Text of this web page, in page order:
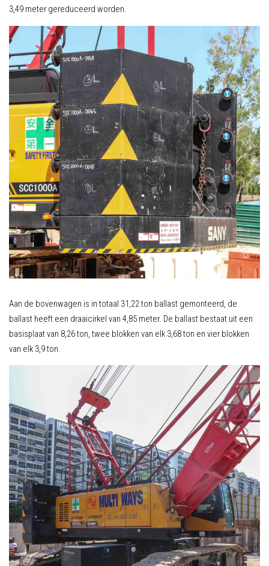
3,49 meter gereduceerd worden.
Aan de bovenwagen is in totaal 31,22 ton ballast gemonteerd, de
ballast heeft een draaicirkel van 4,85 meter. De ballast bestaat uit een
basisplaat van 8,26 ton, twee blokken van elk 3,68 ton en vier blokken
van elk 3,9 ton.